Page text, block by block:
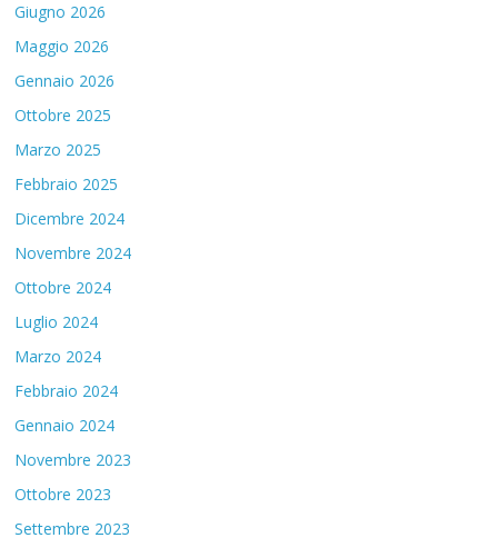
Giugno 2026
Maggio 2026
Gennaio 2026
Ottobre 2025
Marzo 2025
Febbraio 2025
Dicembre 2024
Novembre 2024
Ottobre 2024
Luglio 2024
Marzo 2024
Febbraio 2024
Gennaio 2024
Novembre 2023
Ottobre 2023
Settembre 2023